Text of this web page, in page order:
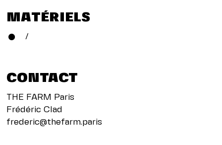
MATÉRIELS
/
CONTACT
THE FARM Paris
Frédéric Clad
frederic@thefarm.paris